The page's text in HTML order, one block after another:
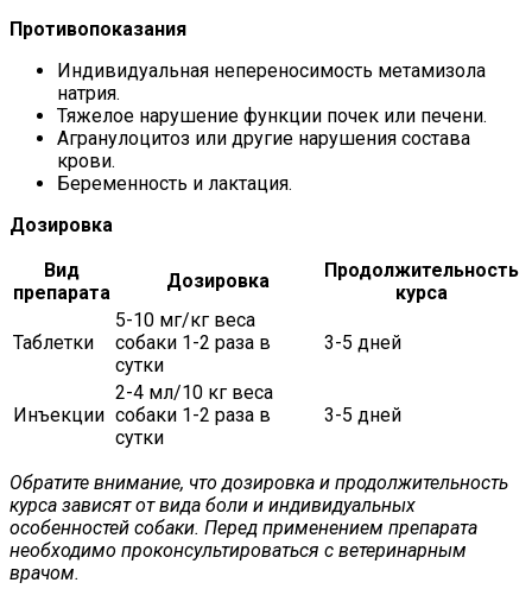
Противопоказания
Индивидуальная непереносимость метамизола
натрия.
Тяжелое нарушение функции почек или печени.
Агранулоцитоз или другие нарушения состава
крови.
Беременность и лактация.
Дозировка
Вид
препарата
Дозировка
Продолжительность
курса
Таблетки
5-10 мг/кг веса
собаки 1-2 раза в
сутки
3-5 дней
Инъекции
2-4 мл/10 кг веса
собаки 1-2 раза в
сутки
3-5 дней
Обратите внимание, что дозировка и продолжительность
курса зависят от вида боли и индивидуальных
особенностей собаки. Перед применением препарата
необходимо проконсультироваться с ветеринарным
врачом.